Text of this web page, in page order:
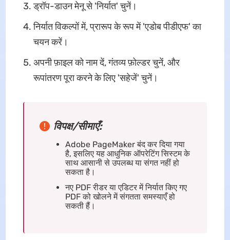
ड्रॉप-डाउन मेनू से 'निर्यात' चुनें।
निर्यात विकल्पों में, प्रारूप के रूप में 'एडोब पीडीएफ' का
चयन करें।
अपनी फ़ाइल को नाम दें, गंतव्य फ़ोल्डर चुनें, और
रूपांतरण पूरा करने के लिए 'सहेजें' चुनें।
विपक्ष/सीमाएँ:
Adobe PageMaker बंद कर दिया गया
है, इसलिए यह आधुनिक ऑपरेटिंग सिस्टम के
साथ आसानी से उपलब्ध या संगत नहीं हो
सकता है।
नए PDF रीडर या एडिटर में निर्यात किए गए
PDF को खोलने में संगतता समस्याएँ हो
सकती हैं।